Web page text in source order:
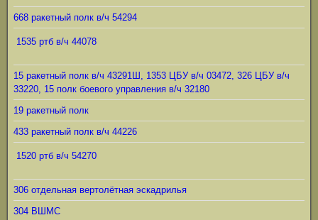
668 ракетный полк в/ч 54294
1535 ртб в/ч 44078
15 ракетный полк в/ч 43291Ш, 1353 ЦБУ в/ч 03472, 326 ЦБУ в/ч
33220, 15 полк боевого управления в/ч 32180
19 ракетный полк
433 ракетный полк в/ч 44226
1520 ртб в/ч 54270
306 отдельная вертолётная эскадрилья
304 ВШМС